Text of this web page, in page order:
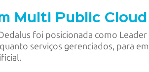
Multi Public
foi posicionada como
serviços gerenciados, para